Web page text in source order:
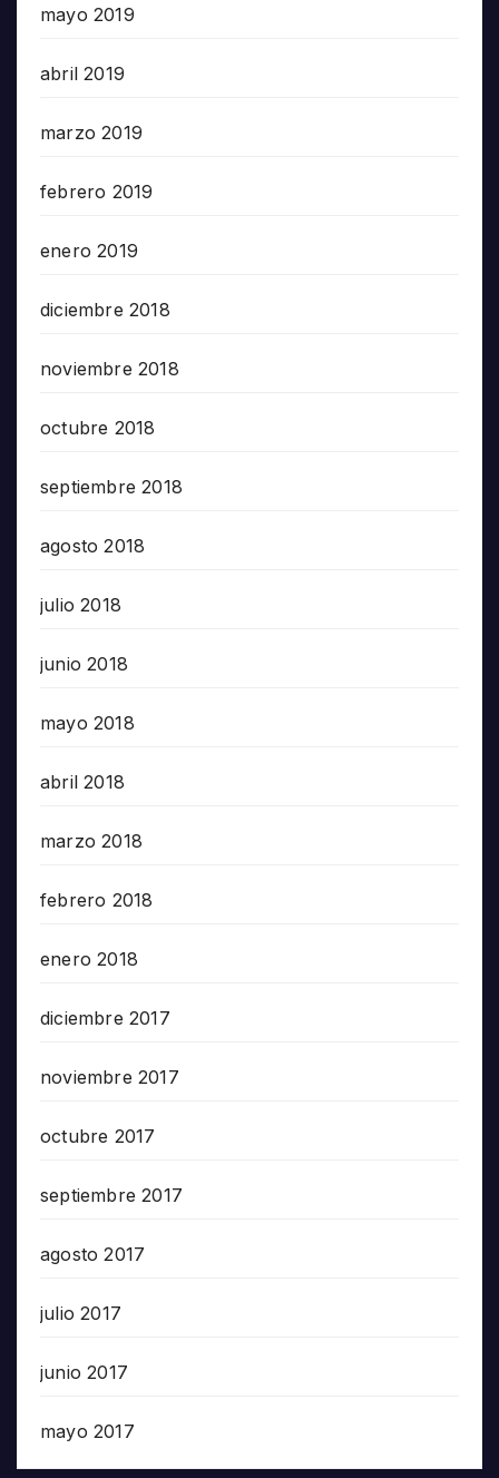
mayo 2019
abril 2019
marzo 2019
febrero 2019
enero 2019
diciembre 2018
noviembre 2018
octubre 2018
septiembre 2018
agosto 2018
julio 2018
junio 2018
mayo 2018
abril 2018
marzo 2018
febrero 2018
enero 2018
diciembre 2017
noviembre 2017
octubre 2017
septiembre 2017
agosto 2017
julio 2017
junio 2017
mayo 2017